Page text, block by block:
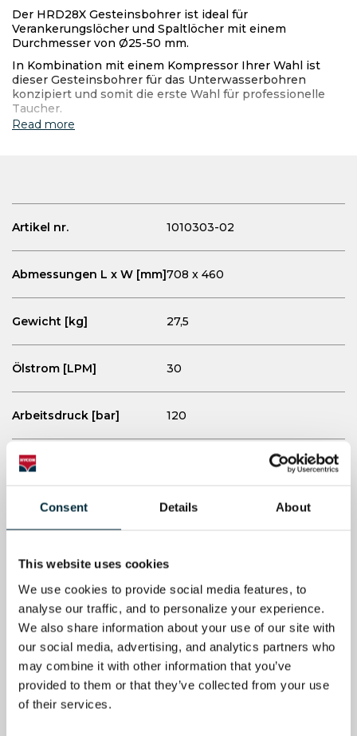
Consent Details About
This website uses cookies
We use cookies to provide social media features, to
analyse our traffic, and to personalize your experience.
We also share information about your use of our site with
our social media, advertising, and analytics partners who
may combine it with other information that you’ve
provided to them or that they’ve collected from your use
of their services.
Der HRD28X Gesteinsbohrer ist ideal für
Verankerungslöcher und Spaltlöcher mit einem
Durchmesser von Ø25-50 mm.
In Kombination mit einem Kompressor Ihrer Wahl ist
dieser Gesteinsbohrer für das Unterwasserbohren
konzipiert und somit die erste Wahl für professionelle
Taucher.
Read more
Artikel nr. 1010303-02
Abmessungen L x W [mm]708 x 460
Gewicht [kg] 27,5
Ölstrom [LPM] 30
Arbeitsdruck [bar] 120
Max. druck
Bohrstahlschaftgrösse
22 x 108
Drehzahl (im
Uhrzeigersinn) [rpm]
320
Schlagfrequenz [Hz] 40
Bohrspülluft [LPM / CFM] (externe Luftzufuhr)
Schallleistungspegel LWa